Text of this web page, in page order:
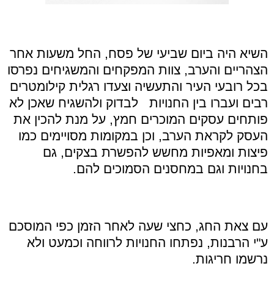
השיא היה ביום שביעי של פסח, החל משעות אחר
הצהריים והערב, צוות המפקחים והמשגיחים נפרסו
בכל רובעי העיר והתעשיה וצעדו רגלית קילומטרים
רבים ועברו בין החנויות לבדוק ולהשגיח שאכן לא
פותחים עסקים המוכרים חמץ, על מנת להכין את
העסק לקראת הערב, וכן במקומות מסויימים כמו
פיצות ומאפיות מחשש להפשרת בצקים, גם
בחנויות וגם במחסנים הסמוכים להם.
עם צאת החג, כחצי שעה לאחר הזמן כפי המוסכם
ע"י הרבנות, נפתחו החנויות לרווחה וכמעט ולא
נרשמו חריגות.